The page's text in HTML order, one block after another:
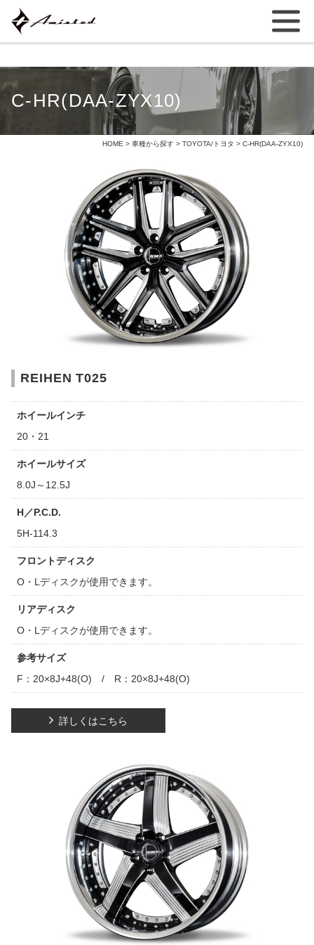
C-HR(DAA-ZYX10)
HOME > 車種から探す > TOYOTA/トヨタ > C-HR(DAA-ZYX10)
REIHEN T025
ホイールインチ
20・21
ホイールサイズ
8.0J～12.5J
H／P.C.D.
5H-114.3
フロントディスク
O・Lディスクが使用できます。
リアディスク
O・Lディスクが使用できます。
参考サイズ
F：20×8J+48(O) / R：20×8J+48(O)
詳しくはこちら